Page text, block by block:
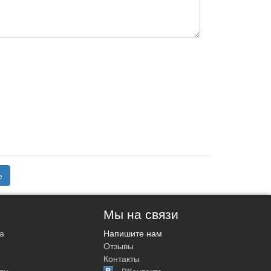
Мы на связи
Напишите нам
Отзывы
Контакты